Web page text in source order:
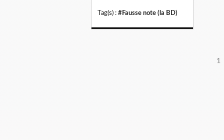
Tag(s) : #Fausse note (la BD)
1